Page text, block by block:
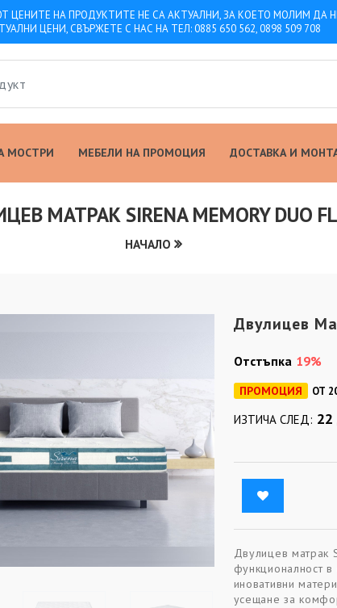
ЦЕНИТЕ НА ПРОДУКТИТЕ НЕ СА АКТУАЛНИ, ЗА КОЕТО МОЛИМ
ЦЕНИ, СВЪРЖЕТЕ С НАС НА ТЕЛ: 0885 650 562, 0898 509 708
МОСТРИ МЕБЕЛИ НА ПРОМОЦИЯ ДОСТАВКА И
МАТРАК SIRENA MEMORY DUO
НАЧАЛО
Двулицев
Отстъпка 19%
ПРОМОЦИЯ ОТ
ИЗТИЧА СЛЕД:
Двулицев матрак
функционалност
иновативни
усещане за